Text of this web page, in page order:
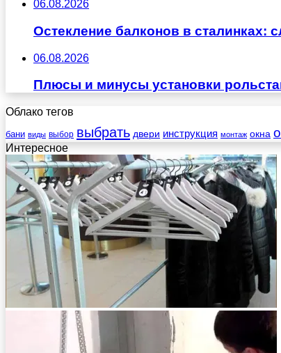
06.08.2026
Остекление балконов в
06.08.2026
Плюсы и минусы установки
Облако тегов
бани виды выбор выбрать двери инструкция монтаж окна
Интересное